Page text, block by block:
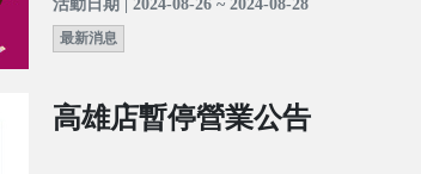
活動日期 | 2024-08-26 ~ 2024-08-28
最新消息
高雄店暫停營業公告